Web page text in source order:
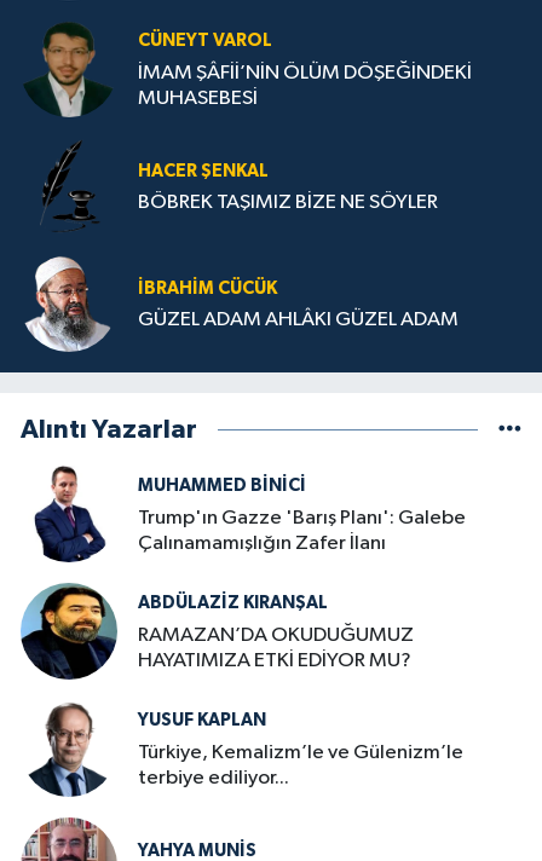
CÜNEYT VAROL
İMAM ŞÂFİİ’NİN ÖLÜM DÖŞEĞİNDEKİ
MUHASEBESİ
HACER ŞENKAL
BÖBREK TAŞIMIZ BİZE NE SÖYLER
İBRAHIM CÜCÜK
GÜZEL ADAM AHLÂKI GÜZEL ADAM
Alıntı Yazarlar
MUHAMMED BINICI
Trump'ın Gazze 'Barış Planı': Galebe
Çalınamamışlığın Zafer İlanı
ABDÜLAZIZ KIRANŞAL
RAMAZAN’DA OKUDUĞUMUZ
HAYATIMIZA ETKİ EDİYOR MU?
YUSUF KAPLAN
Türkiye, Kemalizm’le ve Gülenizm’le
terbiye ediliyor...
YAHYA MUNIS